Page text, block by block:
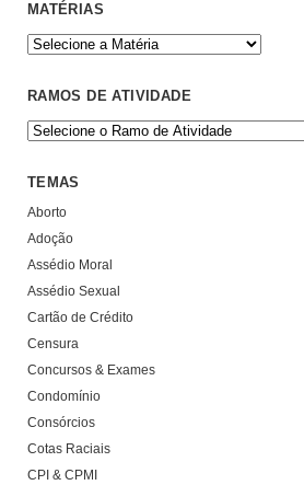
MATÉRIAS
RAMOS DE ATIVIDADE
TEMAS
Aborto
Adoção
Assédio Moral
Assédio Sexual
Cartão de Crédito
Censura
Concursos & Exames
Condomínio
Consórcios
Cotas Raciais
CPI & CPMI